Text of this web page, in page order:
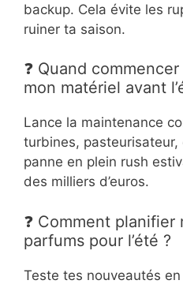
backup. Cela évite les
ruiner ta saison.
❓ Quand
mon matériel avant
Lance la maintenance
turbines,
panne en plein rush
des milliers d’euros.
❓ Comment
parfums pour l’été ?
Teste tes nouveautés